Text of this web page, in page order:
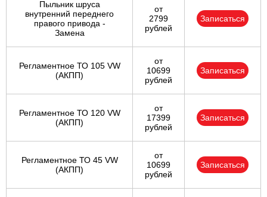
Пыльник шруса
внутренний переднего
правого привода -
Замена
от
2799
рублей
Записаться
Регламентное ТО 105 VW
(АКПП)
от
10699
рублей
Записаться
Регламентное ТО 120 VW
(АКПП)
от
17399
рублей
Записаться
Регламентное ТО 45 VW
(АКПП)
от
10699
рублей
Записаться